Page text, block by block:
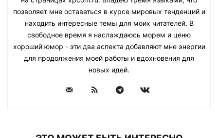
позволяет мне оставаться в курсе мировых тенденций и
находить интересные темы для моих читателей. В
свободное время я наслаждаюсь морем и ценю
хороший юмор - эти два аспекта добавляют мне энергии
для продолжения моей работы и вдохновения для
новых идей.